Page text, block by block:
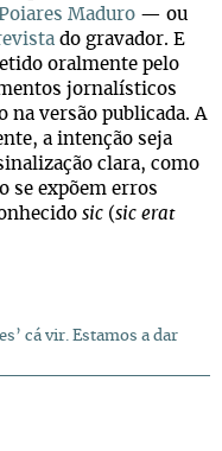
Maduro — ou
do gravador. E
oralmente pelo
jornalísticos
na versão publicada. A
a intenção seja
clara, como
se expõem erros
sic (sic erat
cá vir. Estamos a dar